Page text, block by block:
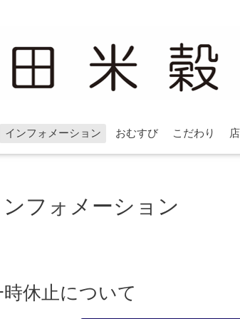
インフォメーション おむすび こだわり
ンフォメーション
休止について